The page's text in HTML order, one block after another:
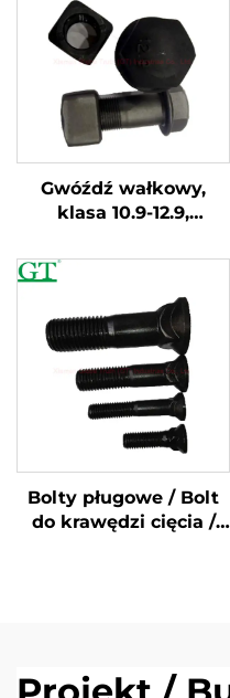
Gwóźdź wałkowy,
klasa 10.9-12.9,
Bolty pługowe / Bolt
do krawędzi cięcia /